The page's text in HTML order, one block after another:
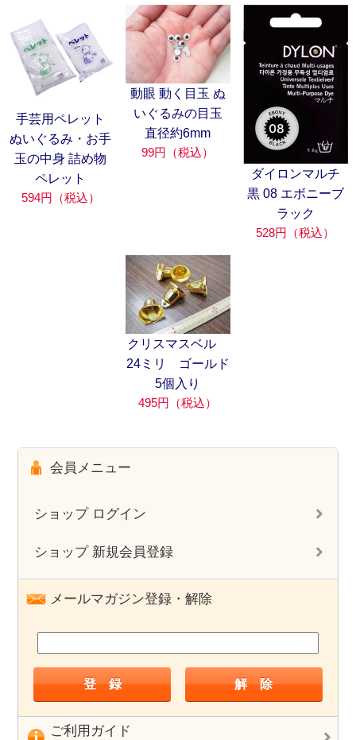
手芸用ペレット
ぬいぐるみ・お手
玉の中身 詰め物
ペレット
594円（税込）
動眼 動く目玉 ぬ
いぐるみの目玉
直径約6mm
99円（税込）
ダイロンマルチ
黒 08 エボニーブ
ラック
528円（税込）
クリスマスベル
24ミリ ゴールド
5個入り
495円（税込）
会員メニュー
ショップ ログイン
ショップ 新規会員登録
メールマガジン登録・解除
ご利用ガイド